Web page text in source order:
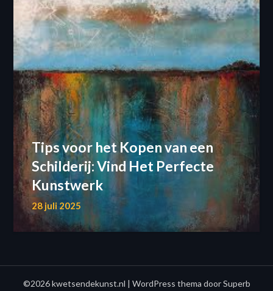
Tips voor het Kopen van een
Schilderij: Vind Het Perfecte
Kunstwerk
28 juli 2025
©2026 kwetsendekunst.nl | WordPress thema doorSuperb